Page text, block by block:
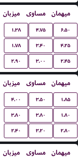
میزبان مساوی میهمان
۱.۳۸ ۴.۷۵ ۶.۵۰
۱.۷۸ ۳.۴۰ ۴.۲۵
۲.۹۰ ۳.۰۰ ۲.۴۵
میزبان مساوی میهمان
۴.۰۰ ۳.۵۰ ۱.۸۵
۳.۸۰ ۳.۸۰ ۱.۸۰
۲.۴۰ ۳.۲۰ ۲.۸۰
میزبان مساوی میهمان